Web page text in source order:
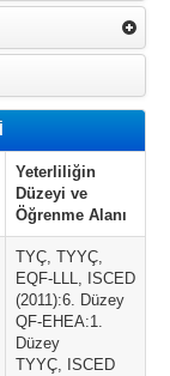
Yeterliliğin
Düzeyi ve
Öğrenme Alanı
TYÇ, TYYÇ,
EQF-LLL, ISCED
(2011):6. Düzey
QF-EHEA:1.
Düzey
TYYÇ, ISCED